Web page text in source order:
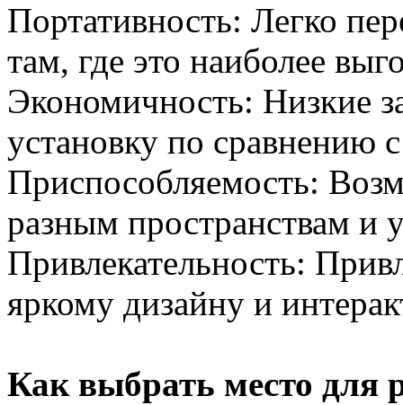
Портативность: Легко
там, где это наиболее
Экономичность: Низкие
установку по сравнению
Приспособляемость:
разным пространствам и
Привлекательность:
яркому дизайну и
Как выбрать место для